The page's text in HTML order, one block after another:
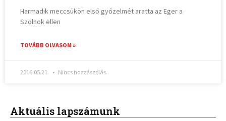
Harmadik meccsükön első győzelmét aratta az Eger a
Szolnok ellen
TOVÁBB OLVASOM »
2016.05.21. Nincs hozzászólás
Aktuális lapszámunk